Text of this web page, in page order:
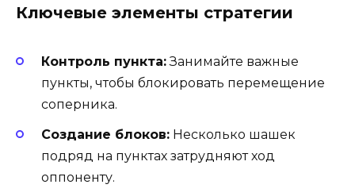
Ключевые элементы стратегии
Контроль пункта:Занимайте важные
пункты, чтобы блокировать перемещение
соперника.
Создание блоков: Несколько шашек
подряд на пунктах затрудняют ход
оппоненту.